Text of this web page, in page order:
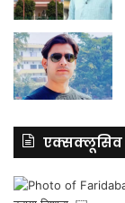
एक्सक्लूसिव